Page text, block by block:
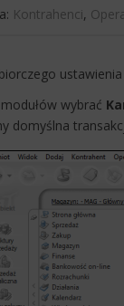
Kontrahenci,
wybrać
domyślna